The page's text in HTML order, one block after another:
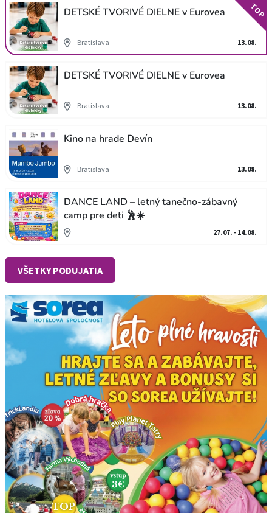
DETSKÉ TVORIVÉ DIELNE v Eurovea
Bratislava 13.08.
TOP
DETSKÉ TVORIVÉ DIELNE v Eurovea
Bratislava 13.08.
Kino na hrade Devín
Bratislava 13.08.
DANCE LAND – letný tanečno-zábavný
camp pre deti 🕺☀️
27.07. - 14.08.
VŠETKY PODUJATIA